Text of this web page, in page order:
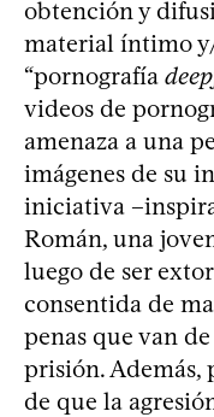
obtención y
material íntimo
“pornografía
videos de
amenaza a una
imágenes de su
iniciativa
Román, una
luego de ser
consentida de
penas que van
prisión. Además,
de que la